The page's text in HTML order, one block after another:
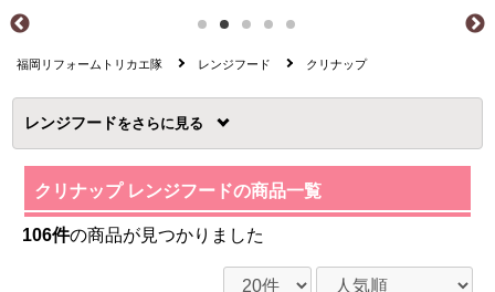
福岡リフォームトリカエ隊 レンジフード クリナップ
レンジフードを
クリナップ レンジフードの商品一覧
106件の商品が見つかりました